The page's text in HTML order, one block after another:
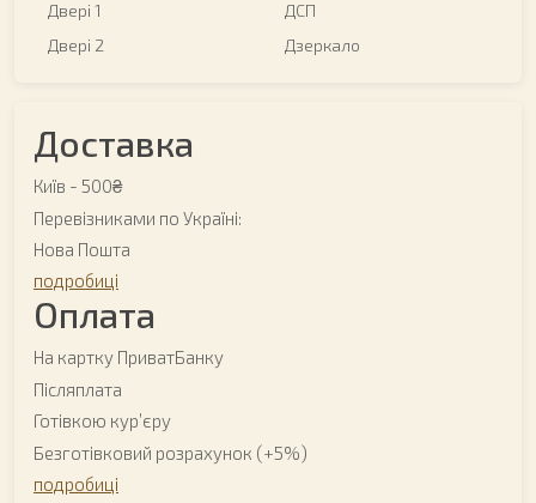
Двері 1
ДСП
Двері 2
Дзеркало
Доставка
Київ - 500₴
Перевізниками по Україні:
Нова Пошта
подробиці
Оплата
На картку ПриватБанку
Післяплата
Готівкою курʼєру
Безготівковий розрахунок (+5%)
подробиці